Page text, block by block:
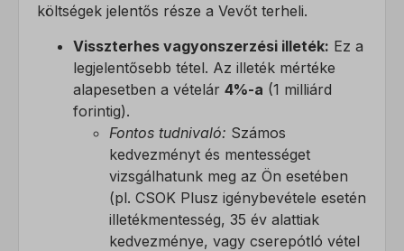
költségek jelentős része a Vevőt terheli.
Visszterhes vagyonszerzési illeték: Ez a
legjelentősebb tétel. Az illeték mértéke
alapesetben a vételár 4%-a (1 milliárd
forintig).
Fontos tudnivaló: Számos
kedvezményt és mentességet
vizsgálhatunk meg az Ön esetében
(pl. CSOK Plusz igénybevétele esetén
illetékmentesség, 35 év alattiak
kedvezménye, vagy cserepótló vétel